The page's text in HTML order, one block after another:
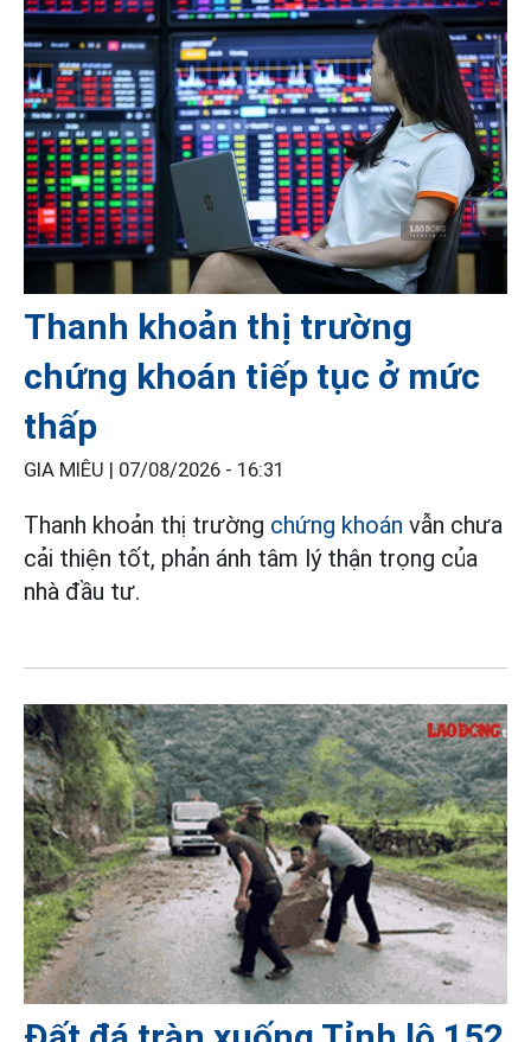
Thanh khoản thị trường
chứng khoán tiếp tục ở mức
thấp
GIA MIÊU | 07/08/2026 - 16:31
Thanh khoản thị trường chứng khoán vẫn chưa
cải thiện tốt, phản ánh tâm lý thận trọng của
nhà đầu tư.